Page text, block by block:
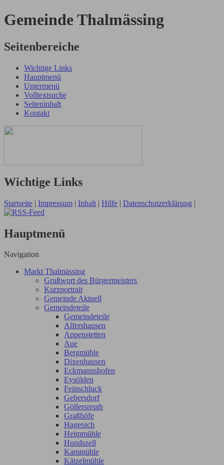
Gemeinde Thalmässing
Seitenbereiche
Wichtige Links
Hauptmenü
Untermenü
Volltextsuche
Seiteninhalt
Kontakt
Wichtige Links
Startseite | Impressum | Inhalt | Hilfe | Datenschutzerklärung |
Hauptmenü
Navigation
Markt Thalmässing
Grußwort des Bürgermeisters
Kurzportrait
Gemeinde Aktuell
Gemeindeteile
Gemeindeteile
Alfershausen
Appenstetten
Aue
Bergmühle
Dixenhausen
Eckmannshofen
Eysölden
Feinschluck
Gebersdorf
Göllersreuth
Graßhöfe
Hagenich
Heimmühle
Hundszell
Kammühle
Kätzelmühle